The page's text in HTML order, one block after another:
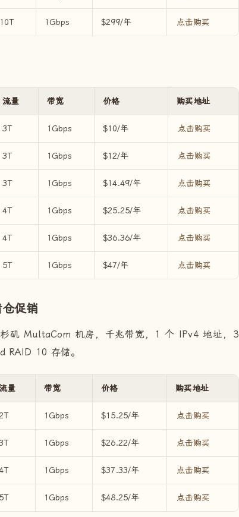
10T 1Gbps $299/年 点击购买
流量 带宽 价格 购买地址
3T 1Gbps $10/年 点击购买
3T 1Gbps $12/年 点击购买
3T 1Gbps $14.49/年 点击购买
4T 1Gbps $25.25/年 点击购买
4T 1Gbps $36.36/年 点击购买
5T 1Gbps $47/年 点击购买
促销
矶 MultaCom 机房，千兆带宽，1 个 IPv4 地址，3
RAID 10 存储。
量 带宽 价格 购买地址
1Gbps $15.25/年 点击购买
1Gbps $26.22/年 点击购买
1Gbps $37.33/年 点击购买
5T 1Gbps $48.25/年 点击购买